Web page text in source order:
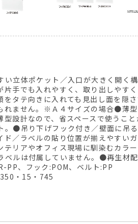
立体ポケット／入口が大きく開く
片手でも入れやすく、取り出しやす
タテ向きに入れても見出し面を隠
れません。※Ａ４サイズの場合●薄
設計なので、省スペースで使うこと
。●吊り下げフック付き／壁面に吊
／ラベルの貼り位置が揃えやすい
リアやオフィス現場に馴染むカラ
ルは付属していません。●再生材配
、フック:POM、ベルト:PP
・15・745